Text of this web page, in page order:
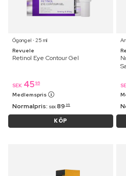
Ögongel ⋅ 25 ml
Revuele
Retinol Eye Contour Gel
SEK 45 95
Medlemspris
Normalpris: SEK 89 95
KÖP